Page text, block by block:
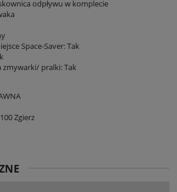
odpływu w komplecie
Space-Saver: Tak
zmywarki/ pralki: Tak
Zgierz